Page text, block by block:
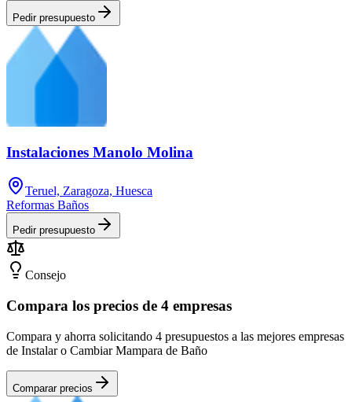
Pedir presupuesto
Instalaciones Manolo Molina
Teruel, Zaragoza, Huesca
Reformas Baños
Pedir presupuesto
Consejo
Compara los precios de 4 empresas
Compara y ahorra solicitando 4 presupuestos a las mejores empresas
de Instalar o Cambiar Mampara de Baño
Comparar precios